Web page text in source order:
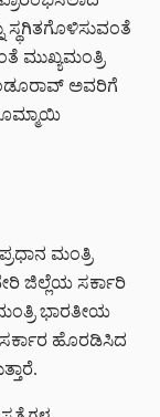
ಸ್ಥಗಿತಗೊಳಿಸುವಂತೆ
ಮುಖ್ಯಮಂತ್ರಿ
ಅವರಿಗೆ
ಮಂತ್ರಿ
ಜಿಲ್ಲೆಯ ಸರ್ಕಾರಿ
ಭಾರತೀಯ
ಸರ್ಕಾರ ಹೊರಡಿಸಿದ